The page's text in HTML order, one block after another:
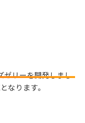
ゼリーを開発しまし
なります。